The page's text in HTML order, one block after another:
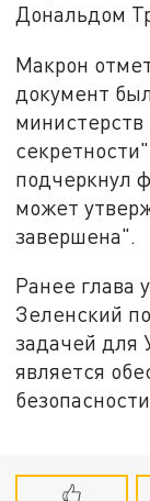
Дональдом
Макрон
документ
подчеркнул
может
завершена".
Ранее глава
Зеленский
задачей для
является